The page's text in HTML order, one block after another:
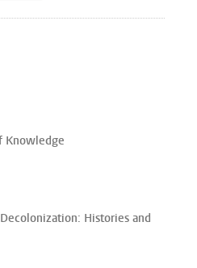
WhatsApp
via Mastodon
Knowledge
Histories and